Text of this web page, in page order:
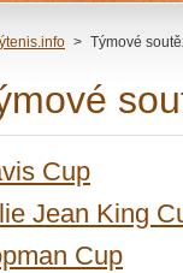
> Týmové
Cup
Jean King
Cup